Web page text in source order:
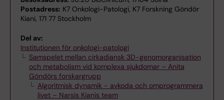
Postadress: K7 Onkologi-Patologi, K7 Forskning Göndör
Kiani, 171 77 Stockholm
Del av:
Institutionen för onkologi-patologi
Samspelet mellan cirkadiansk 3D-genomorganisation
och metabolism vid komplexa sjukdomar – Anita
Göndörs forskargrupp
Algoritmisk dynamik - avkoda och omprogrammera
livet – Narsis Kianis team